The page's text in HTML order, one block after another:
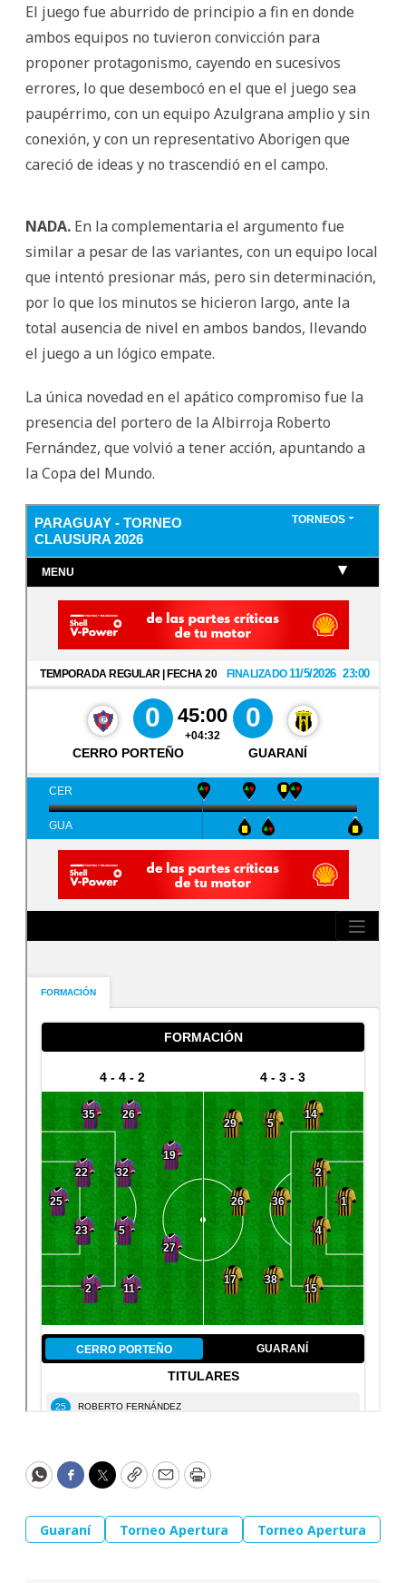
El juego fue aburrido de principio a fin en donde
ambos equipos no tuvieron convicción para
proponer protagonismo, cayendo en sucesivos
errores, lo que desembocó en el que el juego sea
paupérrimo, con un equipo Azulgrana amplio y sin
conexión, y con un representativo Aborigen que
careció de ideas y no trascendió en el campo.
NADA. En la complementaria el argumento fue
similar a pesar de las variantes, con un equipo local
que intentó presionar más, pero sin determinación,
por lo que los minutos se hicieron largo, ante la
total ausencia de nivel en ambos bandos, llevando
el juego a un lógico empate.
La única novedad en el apático compromiso fue la
presencia del portero de la Albirroja Roberto
Fernández, que volvió a tener acción, apuntando a
la Copa del Mundo.
WhatsApp
Facebook
Twitter
CopyEmailPrint
Guaraní Torneo Apertura Torneo Apertura